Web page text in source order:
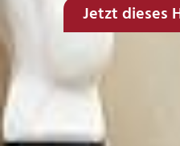
Jetzt dieses